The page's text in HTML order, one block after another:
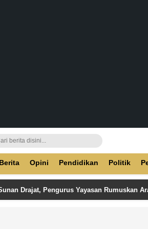
Berita Opini Pendidikan Politik
Drajat, Pengurus Yayasan Rumuskan